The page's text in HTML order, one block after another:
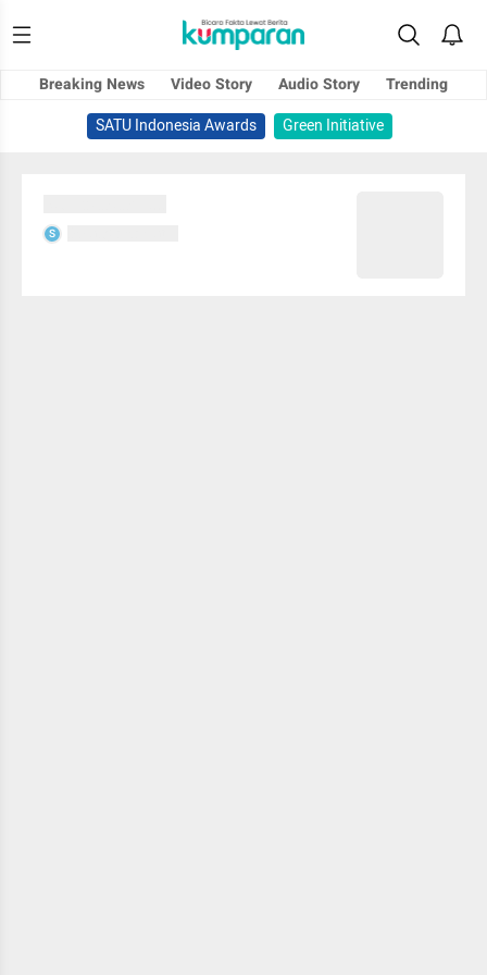
Breaking News Video Story Audio Story
Trending
SATU Indonesia Awards
Green Initiative
S